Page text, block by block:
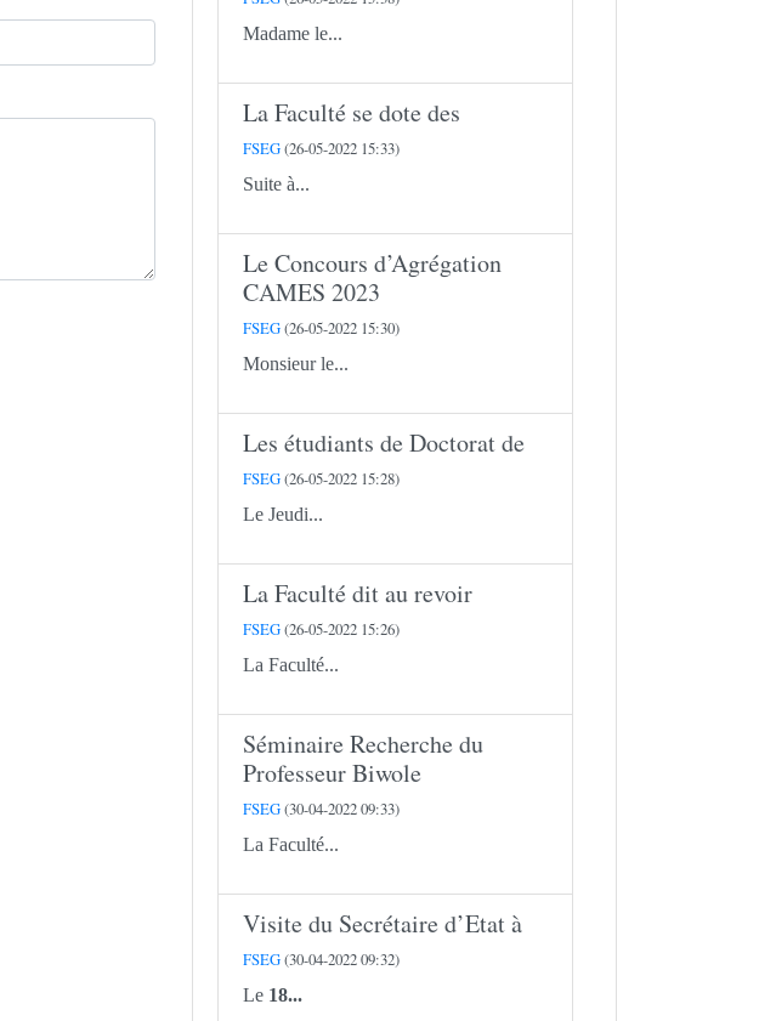
Madame le...
La Faculté se dote des
FSEG(26-05-2022 15:33)
Suite à...
Le Concours d’Agrégation
CAMES 2023
FSEG(26-05-2022 15:30)
Monsieur le...
Les étudiants de Doctorat de
FSEG(26-05-2022 15:28)
Le Jeudi...
La Faculté dit au revoir
FSEG(26-05-2022 15:26)
La Faculté...
Séminaire Recherche du
Professeur Biwole
FSEG(30-04-2022 09:33)
La Faculté...
Visite du Secrétaire d’Etat à
FSEG(30-04-2022 09:32)
Le 18...